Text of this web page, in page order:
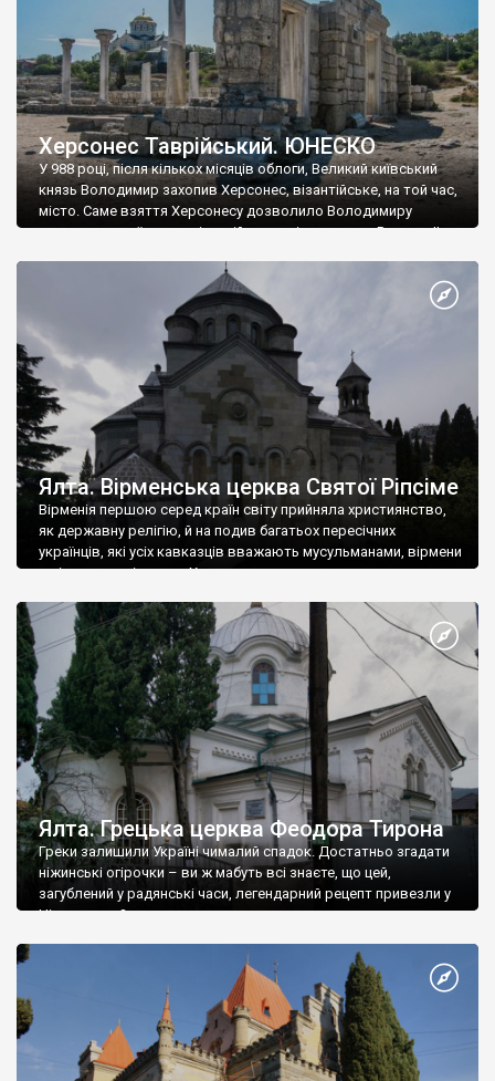
Херсонес Таврійський. ЮНЕСКО
У 988 році, після кількох місяців облоги, Великий київський
князь Володимир захопив Херсонес, візантійське, на той час,
місто. Саме взяття Херсонесу дозволило Володимиру
диктувати свої умови візантійському імператору Василю ІІ, та
Херсонесі Володимир-язичник, став Василем-християнином.
А потім було Хрещення Русі. На честь Херсонесу Таврійського
Ялта. Вірменська церква Святої Ріпсіме
Вірменія першою серед країн світу прийняла християнство,
як державну релігію, й на подив багатьох пересічних
українців, які усіх кавказців вважають мусульманами, вірмени
є відданими вірянами Христа
Ялта. Грецька церква Феодора Тирона
Греки залишили Україні чималий спадок. Достатньо згадати
ніжинські огірочки – ви ж мабуть всі знаєте, що цей,
загублений у радянські часи, легендарний рецепт привезли у
Ніжин греки?